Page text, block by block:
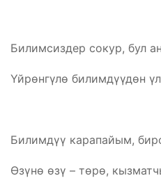
Билимсиздер сокур, бул
Үйрөнгүлө билимдүүдөн
Билимдүү карапайым,
Өзүнө өзү – төрө,